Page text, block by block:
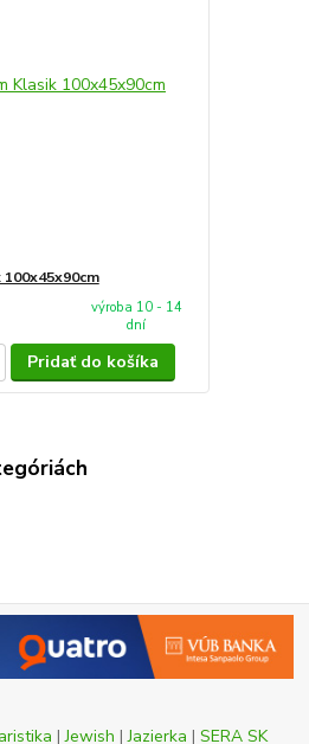
výroba 10 - 14
dní
Pridať do košíka
|Jewish |Jazierka | SERA SK